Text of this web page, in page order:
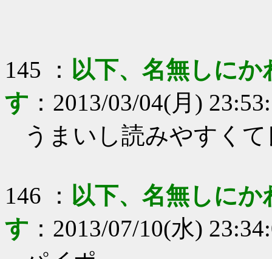
145 ： 以下、名無しに
す ： 2013/03/04(月)
うまいし読みやすく
146 ： 以下、名無しに
す ： 2013/07/10(水)